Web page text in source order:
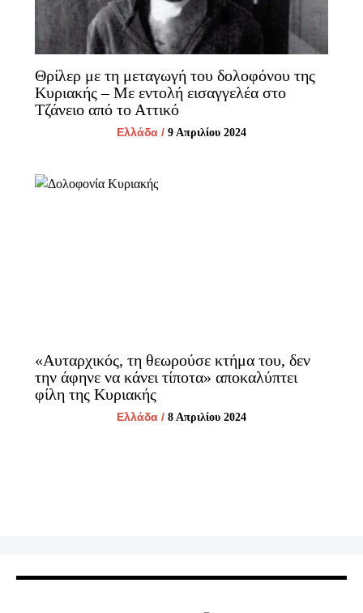
Θρίλερ με τη μεταγωγή του δολοφόνου της
Κυριακής – Με εντολή εισαγγελέα στο
Τζάνειο από το Αττικό
Ελλάδα / 9 Απριλίου 2024
«Αυταρχικός, τη θεωρούσε κτήμα του, δεν
την άφηνε να κάνει τίποτα» αποκαλύπτει
φίλη της Κυριακής
Ελλάδα / 8 Απριλίου 2024